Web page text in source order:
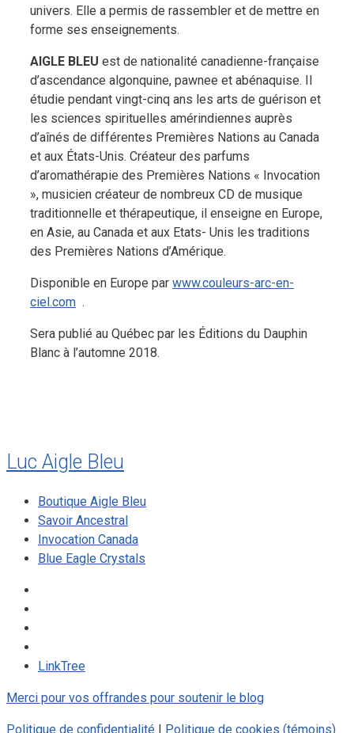
univers. Elle a permis de rassembler et de mettre en
forme ses enseignements.
AIGLE BLEU est de nationalité canadienne-française
d’ascendance algonquine, pawnee et abénaquise. Il
étudie pendant vingt-cinq ans les arts de guérison et
les sciences spirituelles amérindiennes auprès
d’aînés de différentes Premières Nations au Canada
et aux États-Unis. Créateur des parfums
d’aromathérapie des Premières Nations « Invocation
», musicien créateur de nombreux CD de musique
traditionnelle et thérapeutique, il enseigne en Europe,
en Asie, au Canada et aux Etats- Unis les traditions
des Premières Nations d’Amérique.
Disponible en Europe par www.couleurs-arc-en-
ciel.com .
Sera publié au Québec par les Éditions du Dauphin
Blanc à l’automne 2018.
Luc Aigle Bleu
Boutique Aigle Bleu
Savoir Ancestral
Invocation Canada
Blue Eagle Crystals
LinkTree
Merci pour vos offrandes pour soutenir le blog
Politique de confidentialité Politique de cookies (témoins)